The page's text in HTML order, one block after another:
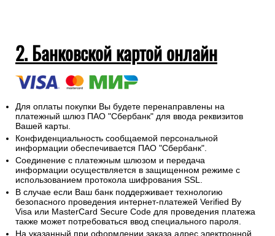
2. Банковской картой онлайн
Для оплаты покупки Вы будете перенаправлены на
платежный шлюз ПАО "Сбербанк" для ввода реквизитов
Вашей карты.
Конфиденциальность сообщаемой персональной
информации обеспечивается ПАО "Сбербанк".
Соединение с платежным шлюзом и передача
информации осуществляется в защищенном режиме с
использованием протокола шифрования SSL.
В случае если Ваш банк поддерживает технологию
безопасного проведения интернет-платежей Verified By
Visa или MasterCard Secure Code для проведения платежа
также может потребоваться ввод специального пароля.
На указанный при оформлении заказа адрес электронной